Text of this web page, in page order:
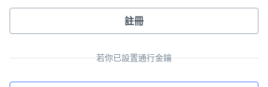
註冊
若你已設置通行金鑰